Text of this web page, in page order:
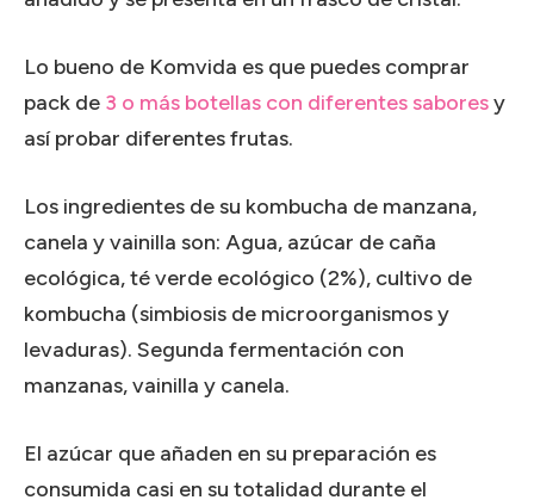
Lo bueno de Komvida es que puedes comprar
pack de 3 o más botellas con diferentes saboresy
así probar diferentes frutas.
Los ingredientes de su kombucha de manzana,
canela y vainilla son: Agua, azúcar de caña
ecológica, té verde ecológico (2%), cultivo de
kombucha (simbiosis de microorganismos y
levaduras). Segunda fermentación con
manzanas, vainilla y canela.
El azúcar que añaden en su preparación es
consumida casi en su totalidad durante el